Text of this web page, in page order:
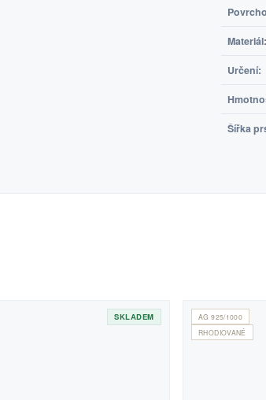
Materiál:
Určení:
Šířka
SKLADEM
AG 925/1000
RHODIOVANÉ